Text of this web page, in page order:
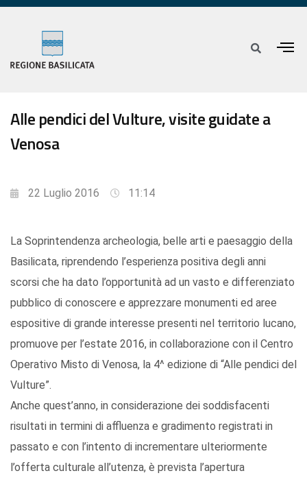
Alle pendici del Vulture, visite guidate a
Venosa
22 Luglio 2016 11:14
La Soprintendenza archeologia, belle arti e paesaggio della
Basilicata, riprendendo l’esperienza positiva degli anni
scorsi che ha dato l’opportunità ad un vasto e differenziato
pubblico di conoscere e apprezzare monumenti ed aree
espositive di grande interesse presenti nel territorio lucano,
promuove per l’estate 2016, in collaborazione con il Centro
Operativo Misto di Venosa, la 4^ edizione di “Alle pendici del
Vulture”.
Anche quest’anno, in considerazione dei soddisfacenti
risultati in termini di affluenza e gradimento registrati in
passato e con l’intento di incrementare ulteriormente
l’offerta culturale all’utenza, è prevista l’apertura